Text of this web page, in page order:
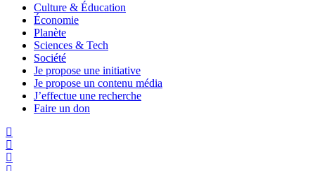
Culture & Éducation
Économie
Planète
Sciences & Tech
Société
Je propose une initiative
Je propose un contenu média
J’effectue une recherche
Faire un don